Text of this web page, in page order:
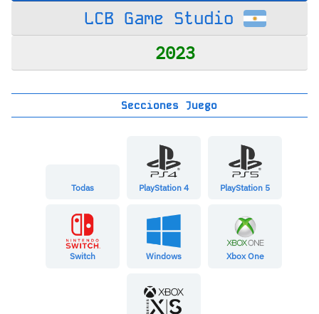
LCB Game Studio
2023
Secciones Juego
Todas PlayStation 4 PlayStation 5
Switch Windows Xbox One